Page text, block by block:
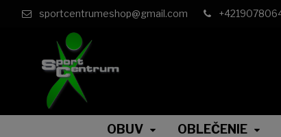
sportcentrumeshop@gmail.com
OBUV OBLEČENIE